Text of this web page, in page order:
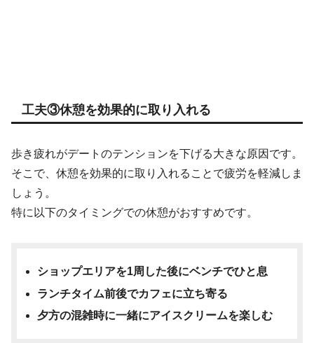
工夫③休憩を効果的に取り入れる
歩き疲れがデートのテンションを下げる大きな原因です。
そこで、休憩を効果的に取り入れることで疲労を軽減しま
しょう。
特に以下のタイミングでの休憩がおすすめです。
ショップエリアを1周した後にベンチでひと息
ランチタイム前後でカフェに立ち寄る
夕方の混雑時に一緒にアイスクリームを楽しむ